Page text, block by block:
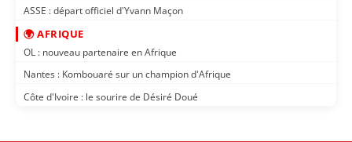
ASSE : départ officiel d'Yvann Maçon
🌍 AFRIQUE
OL : nouveau partenaire en Afrique
Nantes : Kombouaré sur un champion d'Afrique
Côte d'Ivoire : le sourire de Désiré Doué